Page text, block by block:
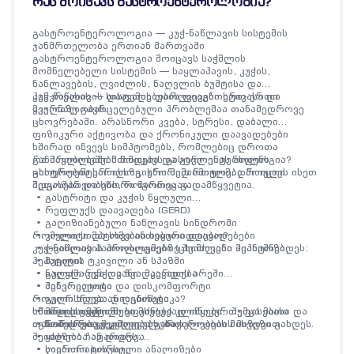
გასტროენტეროლოგია — კუჭ-ნაწლავის სისტემის
ჯანმრთელობა ერთიან მართვაში
გასტროენტეროლოგია მოიცავს საჭმლის
მომნელებელი სისტემის — საყლაპავის, კუჭის,
ნაწლავების, ღვიძლის, ნაღვლის ბუშტისა და
პანკრეასის — დაავადებების დიაგნოსტიკასა და
მკურნალობას.
კუჭ-ნაწლავის სისტემის დარღვევები ერთ-ერთი
ყველაზე გავრცელებული პრობლემაა თანამედროვე
ცხოვრებაში. არასწორი კვება, სტრესი, დაბალი
ფიზიკური აქტივობა და ქრონიკული დაავადებები
ხშირად იწვევს სიმპტომებს, რომლებიც დროთა
განმავლობაში მძიმდება და გავლენას ახდენს
ცხოვრების ხარისხზე. სწორედ ამიტომ, დროული
შეფასება და სწორი მართვა გადამწყვეტია.
რა პრობლემებს მოიცავს გასტროენტეროლოგია?
გასტროენტეროლოგიური მიმართულება მოიცავს ისეთ
მდგომარეობებს, როგორიცაა:
• გასტრიტი და კუჭის წყლული
• რეფლუქს დაავადება (GERD)
• გაღიზიანებული ნაწლავის სინდრომი
• კოლიტი და სხვა ანთებითი დაავადებები
• ღვიძლის პათოლოგიები (ცხიმოვანი ჰეპატოზი,
ჰეპატიტი)
• ნაღვლ-კენჭოვანი დაავადება
• პანკრეატიტი
ხშირად სიმპტომები მსუბუქად იწყება, თუმცა მათი
იგნორირება შეიძლება გართულებების მიზეზი გახდეს.
რომელი სიმპტომებია საყურადღებო?
კუჭ-ნაწლავის პრობლემებზე შეიძლება მიანიშნებდეს:
• მუცლის ტკივილი ან სპაზმი
• გულძმარვა და წვა მკერდის არეში
• შებერილობა და დისკომფორტი
• გულისრევა ან ღებინება
• მადის ცვლილება
• წონის დაუგეგმავი კლება
• ყაბზობა ან დიარეა
• საერთო სისუსტე
როგორ ხდება დიაგნოსტიკა?
სწორი დიაგნოზი ეფუძნება კლინიკურ შეფასებასა და
თანამედროვე კვლევებს. საჭიროების მიხედვით
შეიძლება ჩატარდეს:
• ლაბორატორიული ანალიზები